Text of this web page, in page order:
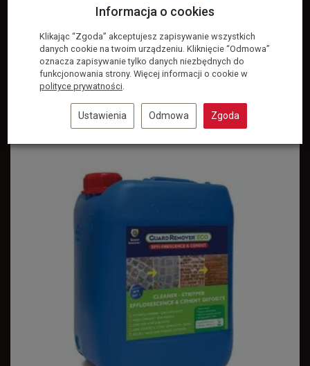
Impregnat do elewacji i dachów ImperGuard
Niewidoczny
Informacja o cookies
Klikając “Zgoda” akceptujesz zapisywanie wszystkich
danych cookie na twoim urządzeniu. Kliknięcie “Odmowa”
oznacza zapisywanie tylko danych niezbędnych do
funkcjonowania strony. Więcej informacji o cookie w
polityce prywatności.
Ustawienia Odmowa Zgoda